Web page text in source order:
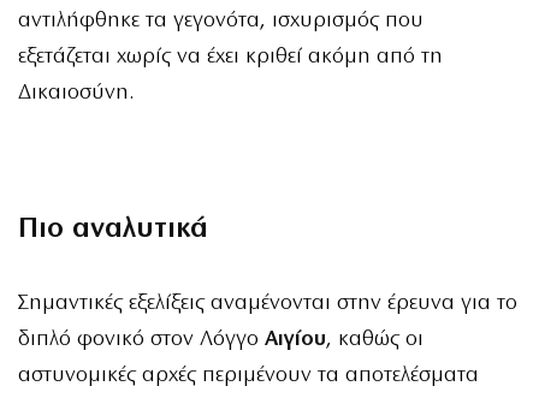
αντιλήφθηκε τα γεγονότα, ισχυρισμός που
εξετάζεται χωρίς να έχει κριθεί ακόμη από τη
Δικαιοσύνη.
Πιο αναλυτικά
Σημαντικές εξελίξεις αναμένονται στην έρευνα για το
διπλό φονικό στον Λόγγο Αιγίου, καθώς οι
αστυνομικές αρχές περιμένουν τα αποτελέσματα